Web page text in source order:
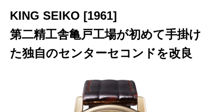
KING SEIKO [1961]
第二精工舎亀戸工場が初めて手掛け
た独自のセンターセコンドを改良